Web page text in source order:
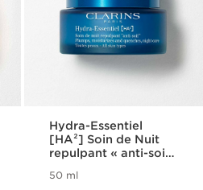
Hydra-Essentiel
[HA²] Soin de Nuit
repulpant « anti-soif
50 ml